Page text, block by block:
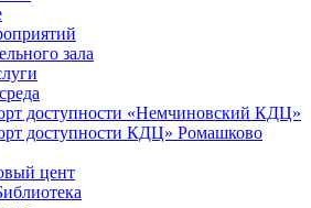
зала
доступности «Немчиновский КДЦ»
доступности КДЦ» Ромашково
цент